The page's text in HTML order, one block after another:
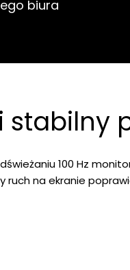
biura
stabilny
100 Hz
ruch na ekranie